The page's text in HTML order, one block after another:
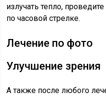
излучать тепло,
по часовой стрелке.
Лечение по фото
Улучшение зрения
А также после любого